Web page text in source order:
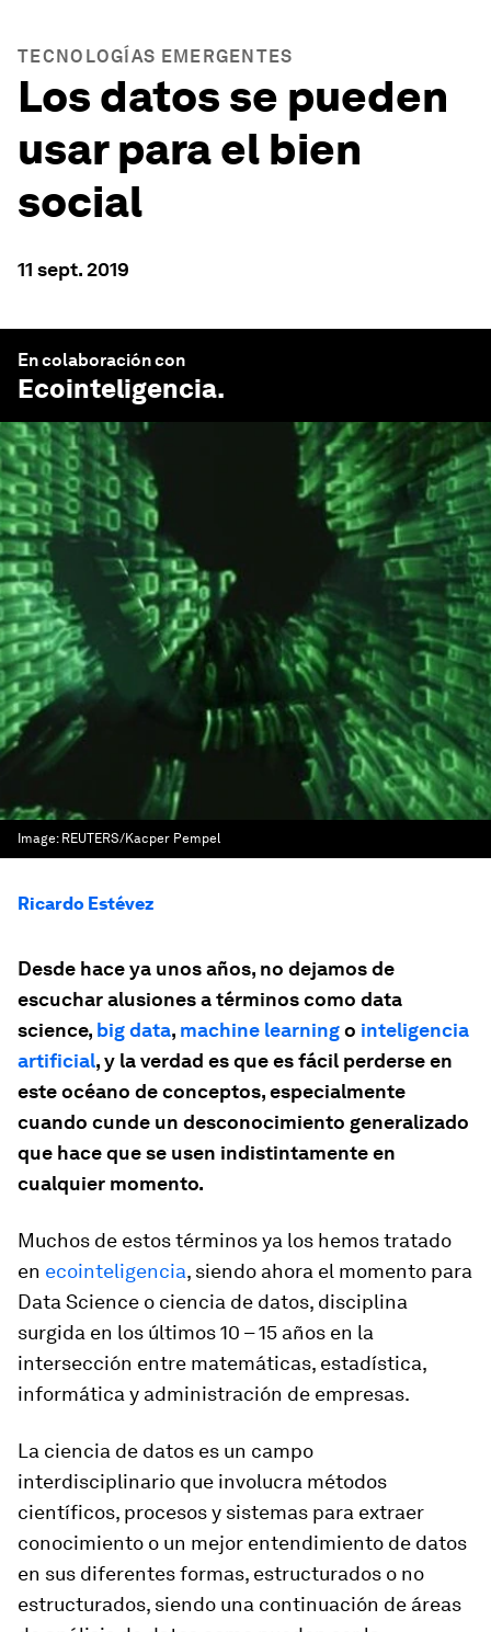
TECNOLOGÍAS EMERGENTES
Los datos se pueden
usar para el bien
social
11 sept. 2019
En colaboración con
Ecointeligencia.
Image: REUTERS/Kacper Pempel
Ricardo Estévez
Desde hace ya unos años, no dejamos de
escuchar alusiones a términos como data
science, big data, machine learningo inteligencia
artificial, y la verdad es que es fácil perderse en
este océano de conceptos, especialmente
cuando cunde un desconocimiento generalizado
que hace que se usen indistintamente en
cualquier momento.
Muchos de estos términos ya los hemos tratado
en ecointeligencia, siendo ahora el momento para
Data Science o ciencia de datos, disciplina
surgida en los últimos 10 – 15 años en la
intersección entre matemáticas, estadística,
informática y administración de empresas.
La ciencia de datos es un campo
interdisciplinario que involucra métodos
científicos, procesos y sistemas para extraer
conocimiento o un mejor entendimiento de datos
en sus diferentes formas, estructurados o no
estructurados, siendo una continuación de áreas